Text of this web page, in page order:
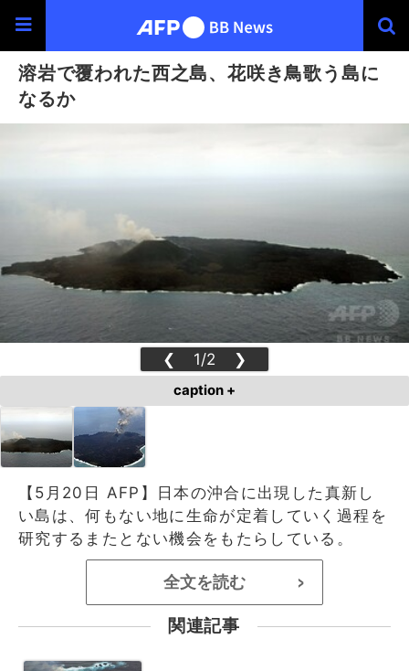
溶岩で覆われた西之島、花咲き鳥歌う島に
なるか
❮ 1/2 ❯
caption +
【5月20日 AFP】日本の沖合に出現した真新し
い島は、何もない地に生命が定着していく過程を
研究するまたとない機会をもたらしている。
全文を読む >
関連記事